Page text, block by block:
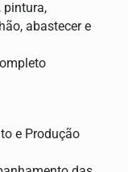
pintura,
abastecer e
e Produção